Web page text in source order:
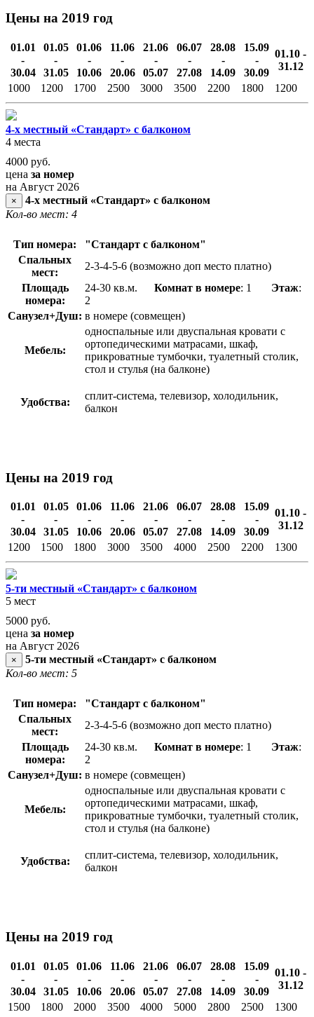
Цены на 2019 год
01.01
-
30.04
01.05
-
31.05
01.06
-
10.06
11.06
-
20.06
21.06
-
05.07
06.07
-
27.08
28.08
-
14.09
15.09
-
30.09
01.10 -
31.12
1000
1200 1700 2500 3000 3500 2200 1800 1200
4-х местный «Стандарт» с балконом
4 места
4000 руб.
цена за номер
на Август 2026
×
4-х местный «Стандарт» с балконом
Кол-во мест: 4
Тип номера:
"Стандарт с балконом"
Спальных
мест:
2-3-4-5-6 (возможно доп место платно)
Площадь
номера:
24-30 кв.м. Комнат в номере: 1 Этаж:
2
Санузел+Душ: в номере (совмещен)
Мебель:
односпальные или двуспальная кровати с
ортопедическими матрасами, шкаф,
прикроватные тумбочки, туалетный столик,
стол и стулья (на балконе)
Удобства:
сплит-система, телевизор, холодильник,
балкон
Цены на 2019 год
01.01
-
30.04
01.05
-
31.05
01.06
-
10.06
11.06
-
20.06
21.06
-
05.07
06.07
-
27.08
28.08
-
14.09
15.09
-
30.09
01.10 -
31.12
1200
1500 1800 3000 3500 4000 2500 2200 1300
5-ти местный «Стандарт» с балконом
5 мест
5000 руб.
цена за номер
на Август 2026
×
5-ти местный «Стандарт» с балконом
Кол-во мест: 5
Тип номера:
"Стандарт с балконом"
Спальных
мест:
2-3-4-5-6 (возможно доп место платно)
Площадь
номера:
24-30 кв.м. Комнат в номере: 1 Этаж:
2
Санузел+Душ: в номере (совмещен)
Мебель:
односпальные или двуспальная кровати с
ортопедическими матрасами, шкаф,
прикроватные тумбочки, туалетный столик,
стол и стулья (на балконе)
Удобства:
сплит-система, телевизор, холодильник,
балкон
Цены на 2019 год
01.01
-
30.04
01.05
-
31.05
01.06
-
10.06
11.06
-
20.06
21.06
-
05.07
06.07
-
27.08
28.08
-
14.09
15.09
-
30.09
01.10 -
31.12
1500
1800 2000 3500 4000 5000 2800 2500 1300